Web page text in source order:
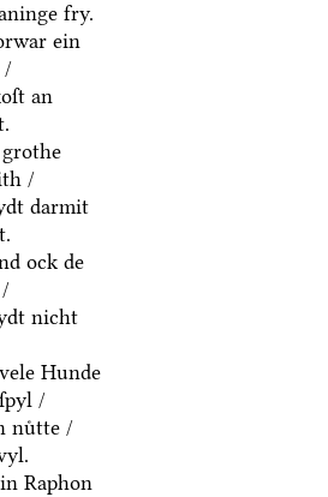
fry.
ein
/
an
grothe
/
darmit
ock de
nicht
Hunde
/
nuͤtte /
Raphon